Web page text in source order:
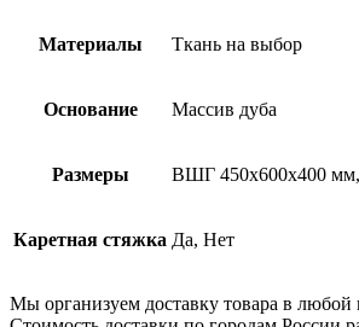
Материалы Ткань на выбор
Основание Массив дуба
Размеры ВШГ 450х600х400
Каретная стяжка Да, Нет
Мы организуем доставку товара в любой